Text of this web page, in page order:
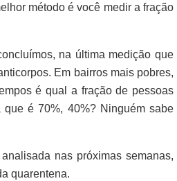
método é você medir a fração
na última medição que
Em bairros mais pobres,
é qual a fração de pessoas
é 70%, 40%? Ninguém sabe
nas próximas semanas,
quarentena.